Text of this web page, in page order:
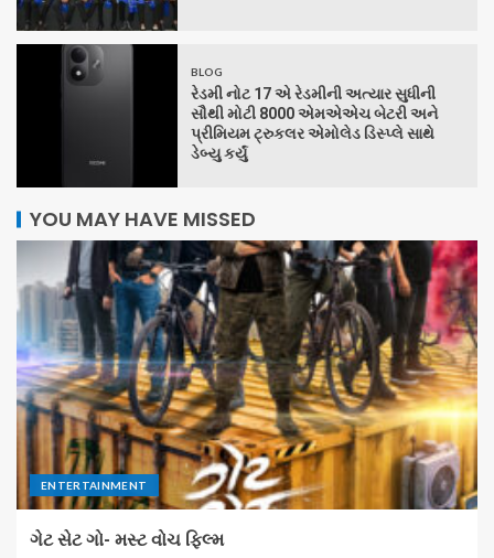
BLOG
રેડમી નોટ 17 એ રેડમીની અત્યાર સુધીની
સૌથી મોટી 8000 એમએએચ બેટરી અને
પ્રીમિયમ ટ્રુકલર એમોલેડ ડિસ્પ્લે સાથે
ડેબ્યુ કર્યું
YOU MAY HAVE MISSED
ENTERTAINMENT
ગેટ સેટ ગો- મસ્ટ વોચ ફિલ્મ